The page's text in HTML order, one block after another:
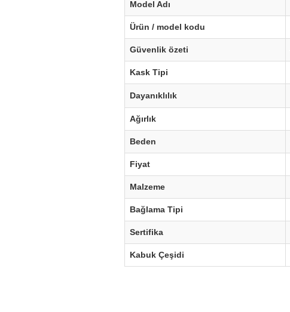
Model Adı
Ürün / model kodu
Güvenlik özeti
Kask Tipi
Dayanıklılık
Ağırlık
Beden
Fiyat
Malzeme
Bağlama Tipi
Sertifika
Kabuk Çeşidi